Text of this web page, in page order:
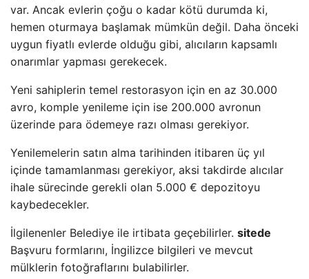
var. Ancak evlerin çoğu o kadar kötü durumda ki,
hemen oturmaya başlamak mümkün değil. Daha önceki
uygun fiyatlı evlerde olduğu gibi, alıcıların kapsamlı
onarımlar yapması gerekecek.
Yeni sahiplerin temel restorasyon için en az 30.000
avro, komple yenileme için ise 200.000 avronun
üzerinde para ödemeye razı olması gerekiyor.
Yenilemelerin satın alma tarihinden itibaren üç yıl
içinde tamamlanması gerekiyor, aksi takdirde alıcılar
ihale sürecinde gerekli olan 5.000 € depozitoyu
kaybedecekler.
İlgilenenler Belediye ile irtibata geçebilirler. sitede
Başvuru formlarını, İngilizce bilgileri ve mevcut
mülklerin fotoğraflarını bulabilirler.